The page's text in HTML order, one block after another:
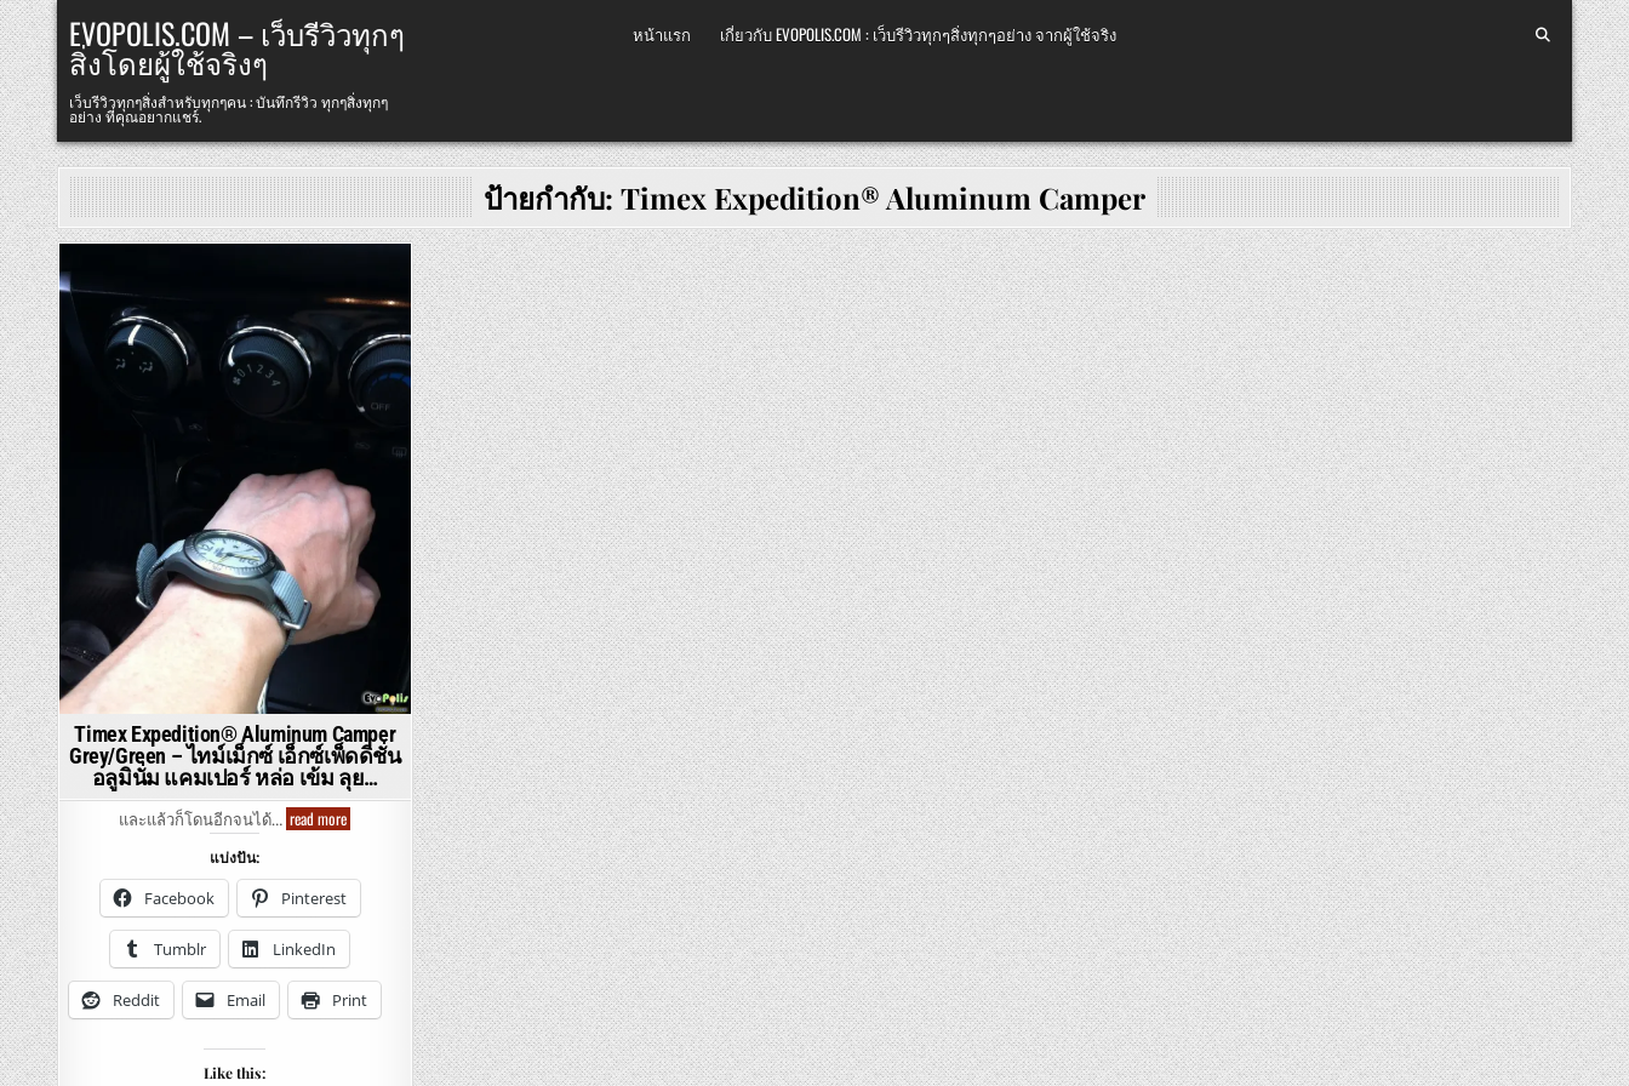
Skip
to
content
EVOPOLIS.COM – เว็บรีวิวทุกๆ
สิ่งโดยผู้ใช้จริงๆ
เว็บรีวิวทุกๆสิ่งสำหรับทุกๆคน : บันทึกรีวิว ทุกๆสิ่งทุกๆ
อย่าง ที่คุณอยากแชร์.
หน้าแรก เกี่ยวกับ EVOPOLIS.COM : เว็บรีวิวทุกๆสิ่งทุกๆอย่าง จากผู้ใช้จริง
ป้ายกำกับ: Timex Expedition® Aluminum Camper
Posted
Timex Expedition® Aluminum Camper
Grey/Green – ไทม์เม็กซ์ เอ็กซ์เพ็ดดิชั่น
อลูมินั่ม แคมเปอร์ หล่อ เข้ม ลุย…
และแล้วก็โดนอีกจนได้… read moreTimex
Expedition®
Grey/Green
–
ไทม์
เม็ก
เพ็ดดิชั่น
อลู
มิ
นั่ม
แบ่งปัน:
Facebook Pinterest
Tumblr LinkedIn
Reddit Email Print
Like this: